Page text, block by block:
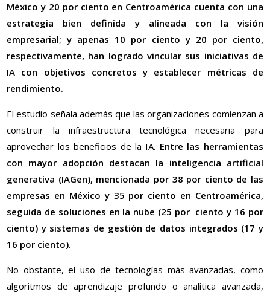
México y 20 por ciento en Centroamérica cuenta con una
estrategia bien definida y alineada con la visión
empresarial; y apenas 10 por ciento y 20 por ciento,
respectivamente, han logrado vincular sus iniciativas de
IA con objetivos concretos y establecer métricas de
rendimiento.
El estudio señala además que las organizaciones comienzan a
construir la infraestructura tecnológica necesaria para
aprovechar los beneficios de la IA. Entre las herramientas
con mayor adopción destacan la inteligencia artificial
generativa (IAGen), mencionada por 38 por ciento de las
empresas en México y 35 por ciento en Centroamérica,
seguida de soluciones en la nube (25 por ciento y 16 por
ciento) y sistemas de gestión de datos integrados (17 y
16 por ciento).
No obstante, el uso de tecnologías más avanzadas, como
algoritmos de aprendizaje profundo o analítica avanzada,